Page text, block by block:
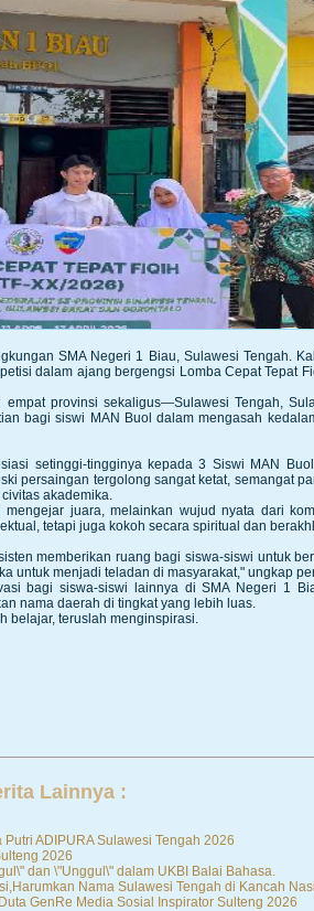
SMA Negeri 1 Biau, Sulawesi Tengah.
dalam ajang bergengsi Lomba Cepat Tepat
provinsi sekaligus—Sulawesi Tengah,
bagi siswi MAN Buol dalam mengasah
setinggi-tingginya kepada 3 Siswi MAN
persaingan tergolong sangat ketat, semangat
akademika.
juara, melainkan wujud nyata dari
tetapi juga kokoh secara spiritual dan
memberikan ruang bagi siswa-siswi untuk
untuk menjadi teladan di masyarakat," ungkap
bagi siswa-siswi lainnya di SMA Negeri 1
nama daerah di tingkat yang lebih luas.
belajar, teruslah menginspirasi.
Lainnya :
ADIPURA Sulawesi Tengah 2026
2026
dan \"Unggul\" dalam UKBI Balai Bahasa.
Nama Sulawesi Tengah di Kancah
GenRe Media Sosial Inspirator Sulteng 2026